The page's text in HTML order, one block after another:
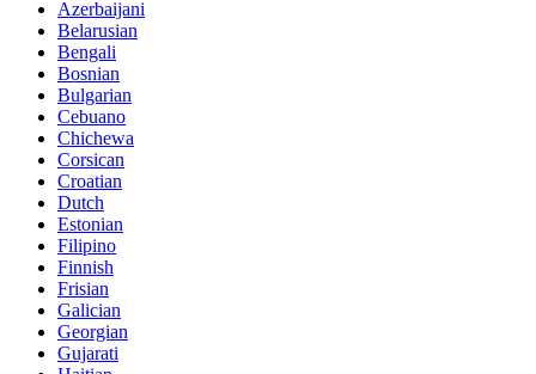
Azerbaijani
Belarusian
Bengali
Bosnian
Bulgarian
Cebuano
Chichewa
Corsican
Croatian
Dutch
Estonian
Filipino
Finnish
Frisian
Galician
Georgian
Gujarati